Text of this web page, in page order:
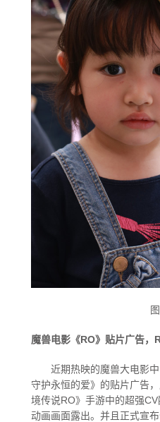
魔兽电影《RO》贴片广告，
近期热映的魔兽大电影
守护永恒的爱》的贴片广告
境传说RO》手游中的超强
动画画面露出。并且正式宣